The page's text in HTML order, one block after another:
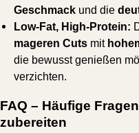
Geschmack und die
Low-Fat, High-Protein:
mageren Cuts mit
die bewusst genießen
verzichten.
FAQ – Häufige
zubereiten